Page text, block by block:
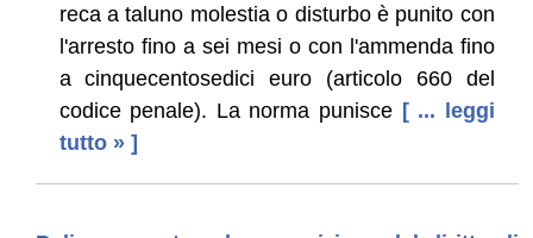
reca a taluno molestia o disturbo è punito con
l'arresto fino a sei mesi o con l'ammenda fino
a cinquecentosedici euro (articolo 660 del
codice penale). La norma punisce [ ... leggi
tutto » ]